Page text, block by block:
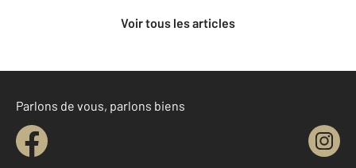
Voir tous les articles
Parlons de vous, parlons biens